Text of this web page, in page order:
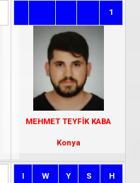
1
MEHMET TEYFİK KABA
Konya
I W Y S H